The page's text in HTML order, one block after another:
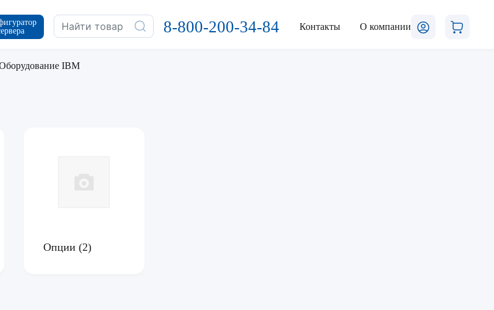
8-800-200-34-84 Контакты О компании
IBM
Опции (2)